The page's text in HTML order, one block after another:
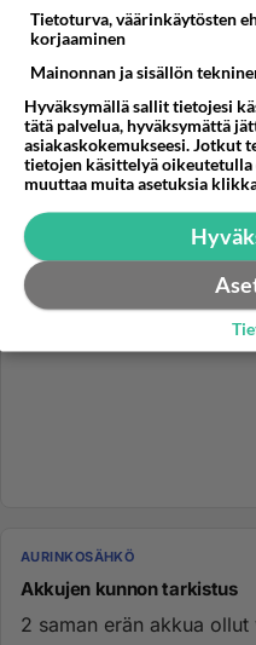
pisimpään? Katoltahan nyt ei hirveästi tule enää ja
ylipäätään 5kw pan...
30.08.2024 19:46
AURINKOSÄHKÖ
Akkujen kunnon tarkistus
2 saman erän akkua
Tietoturva, väärinkäytösten
korjaaminen
Mainonnan ja sisällön
Hyväksymällä sallit tietojesi
tätä palvelua, hyväksymättä
asiakaskokemukseesi. Jotkut
tietojen käsittelyä oikeutetulla
muuttaa muita asetuksia